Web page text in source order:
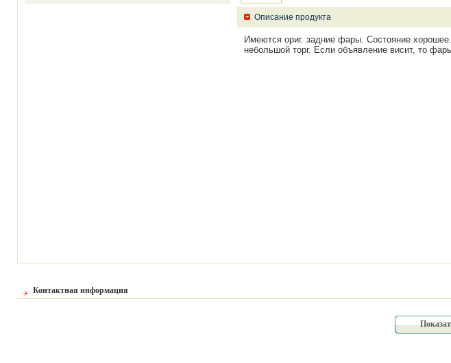
Описание продукта
Имеются ориг. задние фары. Состояние
небольшой торг. Если объявление висит, то
Контактная информация